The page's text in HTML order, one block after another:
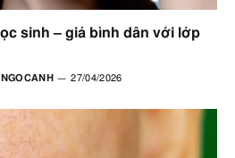
sinh – giá bình dân với lớp
27/04/2026